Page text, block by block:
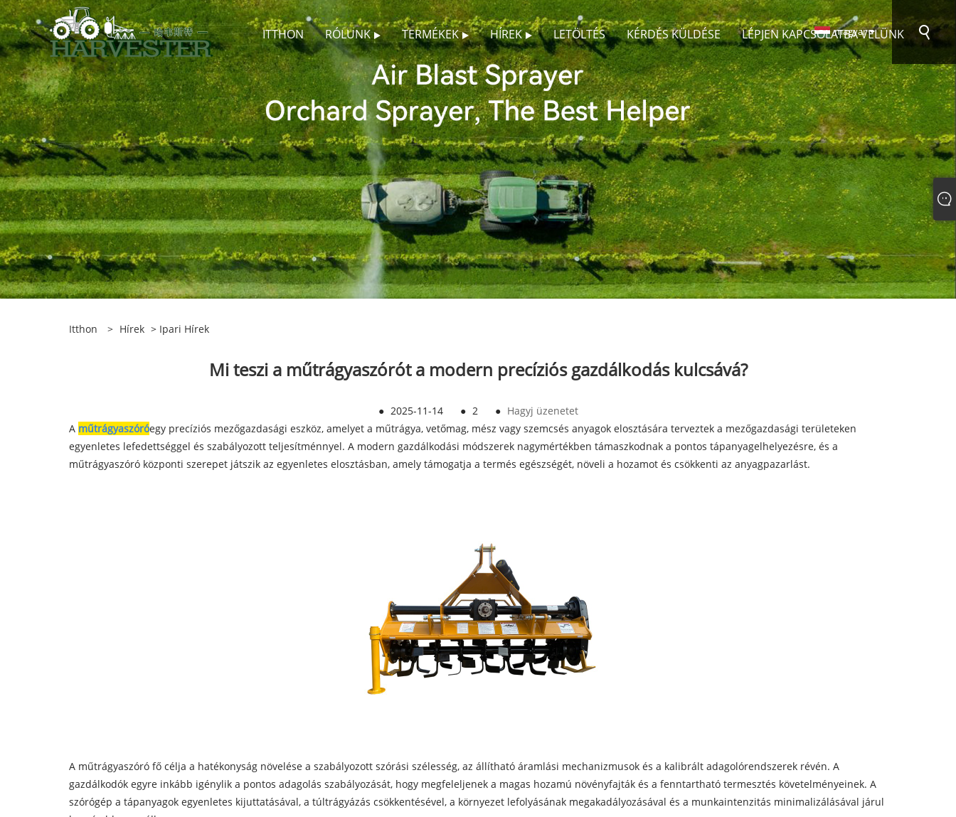
ITTHON RÓLUNK TERMÉKEK HÍREK LETÖLTÉS KÉRDÉS KÜLDÉSE LÉPJEN KAPCSOLATBA VELÜNK
magyar
Itthon > Hírek > Ipari Hírek
Mi teszi a műtrágyaszórót a modern precíziós gazdálkodás kulcsává?
● 2025-11-14 ● 2 ● Hagyj üzenetet
A műtrágyaszóróegy precíziós mezőgazdasági eszköz, amelyet a műtrágya, vetőmag, mész vagy szemcsés anyagok elosztására terveztek a mezőgazdasági területeken
egyenletes lefedettséggel és szabályozott teljesítménnyel. A modern gazdálkodási módszerek nagymértékben támaszkodnak a pontos tápanyagelhelyezésre, és a
műtrágyaszóró központi szerepet játszik az egyenletes elosztásban, amely támogatja a termés egészségét, növeli a hozamot és csökkenti az anyagpazarlást.
A műtrágyaszóró fő célja a hatékonyság növelése a szabályozott szórási szélesség, az állítható áramlási mechanizmusok és a kalibrált adagolórendszerek révén. A
gazdálkodók egyre inkább igénylik a pontos adagolás szabályozását, hogy megfeleljenek a magas hozamú növényfajták és a fenntartható termesztés követelményeinek. A
szórógép a tápanyagok egyenletes kijuttatásával, a túltrágyázás csökkentésével, a környezet lefolyásának megakadályozásával és a munkaintenzitás minimalizálásával járul